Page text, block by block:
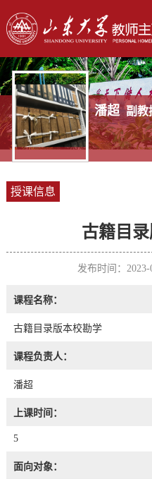
潘超 副教
授课信息
古籍目
发布时间：
课程名称：
古籍目录版本校勘学
课程负责人：
潘超
上课时间：
5
面向对象：